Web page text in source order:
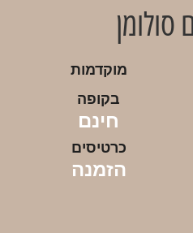
מוקדמות
בקופה
חינם
כרטיסים
הזמנה